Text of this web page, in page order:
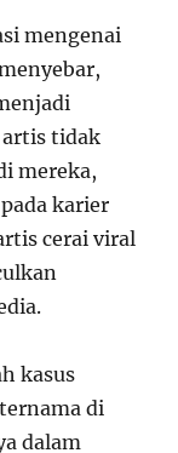
mengenai
artis tidak
mereka,
karier
cerai viral
kasus
di
dalam